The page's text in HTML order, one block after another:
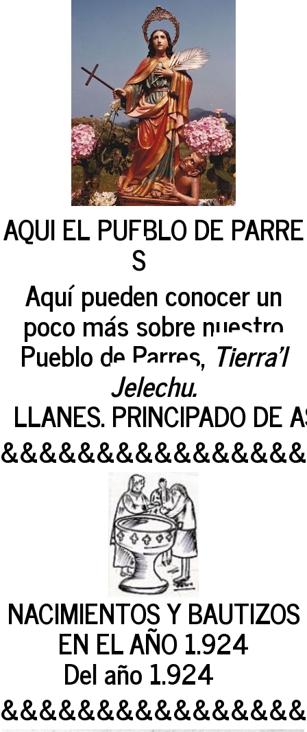
AQUI EL PUEBLO DE PARRE
S
Aquí pueden conocer un
poco más sobre nuestro
Pueblo de Parres, Tierra'l
Jelechu.
LLANES. PRINCIPADO DE
NACIMIENTOS Y BAUTIZOS
EN EL AÑO 1.924
Del año 1.924